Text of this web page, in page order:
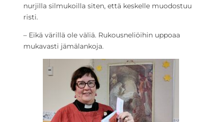
nurjilla silmukoilla siten, että keskelle muodostuu
risti.
– Eikä värillä ole väliä. Rukousneliöihin uppoaa
mukavasti jämälankoja.